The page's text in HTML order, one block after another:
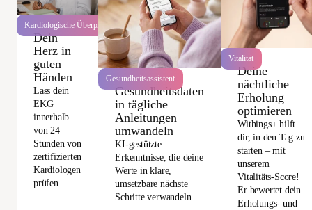
Kardiologische Überprüfung
Dein
Herz in
guten
Händen
Lass dein
EKG
innerhalb
von 24
Stunden von
zertifizierten
Kardiologen
prüfen.
Gesundheitsassistent
Gesundheitsdaten
in tägliche
Anleitungen
umwandeln
KI-gestützte
Erkenntnisse, die deine
Werte in klare,
umsetzbare nächste
Schritte verwandeln.
Vitalität
Deine
nächtliche
Erholung
optimieren
Withings+ hilft
dir, in den Tag zu
starten – mit
unserem
Vitalitäts-Score!
Er bewertet dein
Erholungs- und